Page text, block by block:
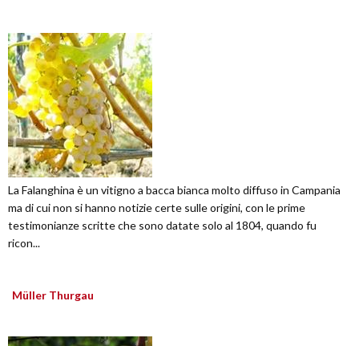
La Falanghina è un vitigno a bacca bianca molto diffuso in Campania
ma di cui non si hanno notizie certe sulle origini, con le prime
testimonianze scritte che sono datate solo al 1804, quando fu
ricon...
Müller Thurgau